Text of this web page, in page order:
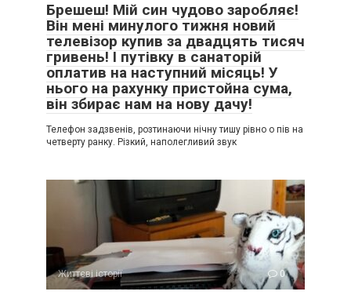
Брешеш! Мій син чудово заробляє!
Він мені минулого тижня новий
телевізор купив за двадцять тисяч
гривень! І путівку в санаторій
оплатив на наступний місяць! У
нього на рахунку пристойна сума,
він збирає нам на нову дачу!
Телефон задзвенів, розтинаючи нічну тишу рівно о пів на
четверту ранку. Різкий, наполегливий звук
Життєві історії 0